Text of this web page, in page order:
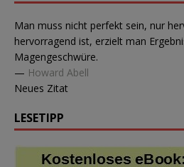
Man muss nicht perfekt sein, nur
hervorragend ist, erzielt man
Magengeschwüre.
— Howard Abell
Neues Zitat
LESETIPP